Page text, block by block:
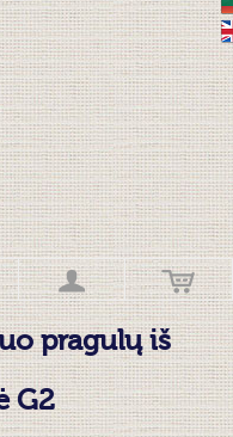
pragulų iš
G2